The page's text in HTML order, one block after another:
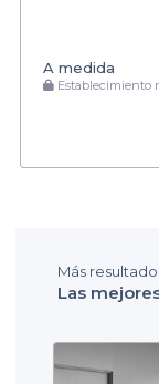
A medida
Establecimiento
Más
Las